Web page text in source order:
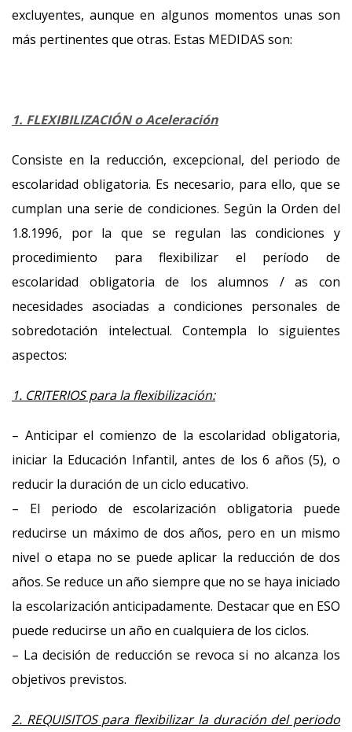
excluyentes, aunque en algunos momentos unas son
más pertinentes que otras. Estas MEDIDAS son:
1. FLEXIBILIZACIÓN o Aceleración
Consiste en la reducción, excepcional, del periodo de
escolaridad obligatoria. Es necesario, para ello, que se
cumplan una serie de condiciones. Según la Orden del
1.8.1996, por la que se regulan las condiciones y
procedimiento para flexibilizar el período de
escolaridad obligatoria de los alumnos / as con
necesidades asociadas a condiciones personales de
sobredotación intelectual. Contempla lo siguientes
aspectos:
1. CRITERIOS para la flexibilización:
– Anticipar el comienzo de la escolaridad obligatoria,
iniciar la Educación Infantil, antes de los 6 años (5), o
reducir la duración de un ciclo educativo.
– El periodo de escolarización obligatoria puede
reducirse un máximo de dos años, pero en un mismo
nivel o etapa no se puede aplicar la reducción de dos
años. Se reduce un año siempre que no se haya iniciado
la escolarización anticipadamente. Destacar que en ESO
puede reducirse un año en cualquiera de los ciclos.
– La decisión de reducción se revoca si no alcanza los
objetivos previstos.
2. REQUISITOS para flexibilizar la duración del periodo